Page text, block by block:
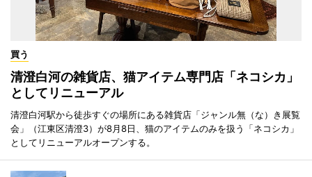
買う
清澄白河の雑貨店、猫アイテム専門店「ネコシカ」
としてリニューアル
清澄白河駅から徒歩すぐの場所にある雑貨店「ジャンル無（な）き展覧
会」（江東区清澄3）が8月8日、猫のアイテムのみを扱う「ネコシカ」
としてリニューアルオープンする。